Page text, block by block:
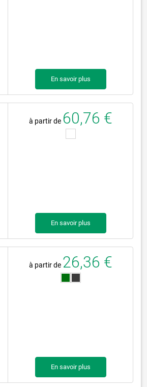
En savoir plus
à partir de 60,76 €
En savoir plus
à partir de 26,36 €
En savoir plus